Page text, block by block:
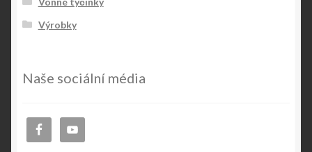
Výrobky
Naše sociální média